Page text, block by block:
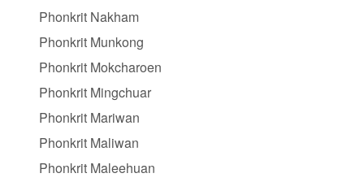
Phonkrit Nakham
Phonkrit Munkong
Phonkrit Mokcharoen
Phonkrit Mingchuar
Phonkrit Mariwan
Phonkrit Maliwan
Phonkrit Maleehuan